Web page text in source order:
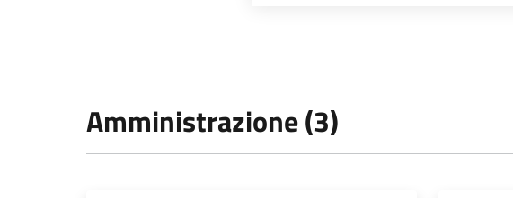
Amministrazione (3)